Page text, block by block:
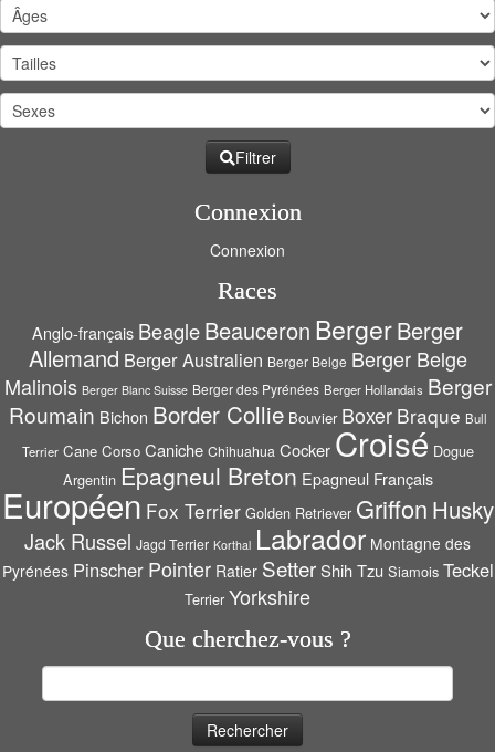
Filtrer
Connexion
Connexion
Races
Anglo-français BeagleBeauceron BergerBerger
Allemand Berger Australien Berger Belge Berger Belge
Malinois Berger Blanc Suisse Berger des Pyrénées Berger Hollandais Berger
Roumain Bichon Border Collie Bouvier Boxer Braque Bull
Terrier Cane Corso Caniche Chihuahua Cocker Croisé Dogue
Argentin Epagneul Breton Epagneul Français
Européen Fox Terrier Golden Retriever Griffon Husky
Jack Russel Jagd Terrier Korthal Labrador Montagne des
Pyrénées Pinscher Pointer Ratier Setter Shih Tzu Siamois Teckel
Terrier Yorkshire
Que cherchez-vous ?